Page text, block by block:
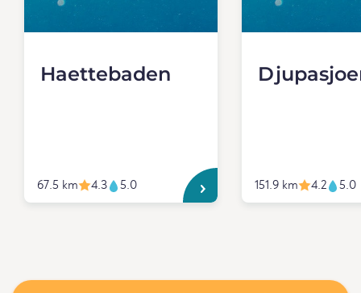
Haettebaden
67.5 km 4.3 5.0 151.9 km 4.2 5.0